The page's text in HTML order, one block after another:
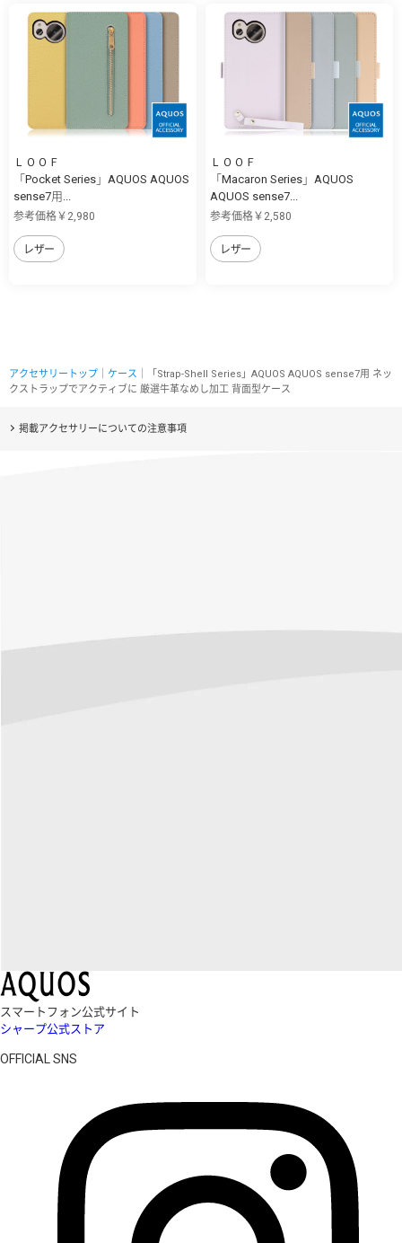
ＬＯＯＦ
「Pocket Series」AQUOS AQUOS
sense7用...
参考価格￥2,980
レザー
ＬＯＯＦ
「Macaron Series」AQUOS
AQUOS sense7...
参考価格￥2,580
レザー
アクセサリートップ ケース ｜「Strap-Shell Series」AQUOS AQUOS sense7用 ネッ
クストラップでアクティブに 厳選牛革なめし加工 背面型ケース
掲載アクセサリーについての注意事項
スマートフォン公式サイト
シャープ公式ストア
OFFICIAL SNS